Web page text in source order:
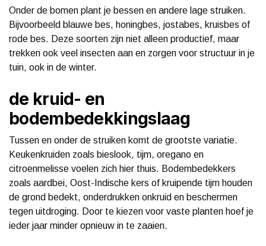
Onder de bomen plant je bessen en andere lage struiken.
Bijvoorbeeld blauwe bes, honingbes, jostabes, kruisbes of
rode bes. Deze soorten zijn niet alleen productief, maar
trekken ook veel insecten aan en zorgen voor structuur in je
tuin, ook in de winter.
de kruid- en
bodembedekkingslaag
Tussen en onder de struiken komt de grootste variatie.
Keukenkruiden zoals bieslook, tijm, oregano en
citroenmelisse voelen zich hier thuis. Bodembedekkers
zoals aardbei, Oost-Indische kers of kruipende tijm houden
de grond bedekt, onderdrukken onkruid en beschermen
tegen uitdroging. Door te kiezen voor vaste planten hoef je
ieder jaar minder opnieuw in te zaaien.